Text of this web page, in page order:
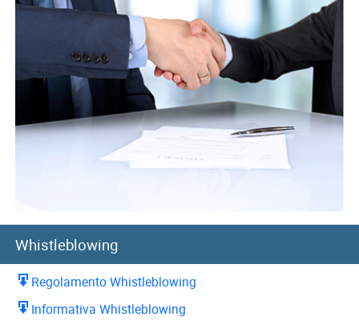
Whistleblowing
Regolamento Whistleblowing
Informativa Whistleblowing